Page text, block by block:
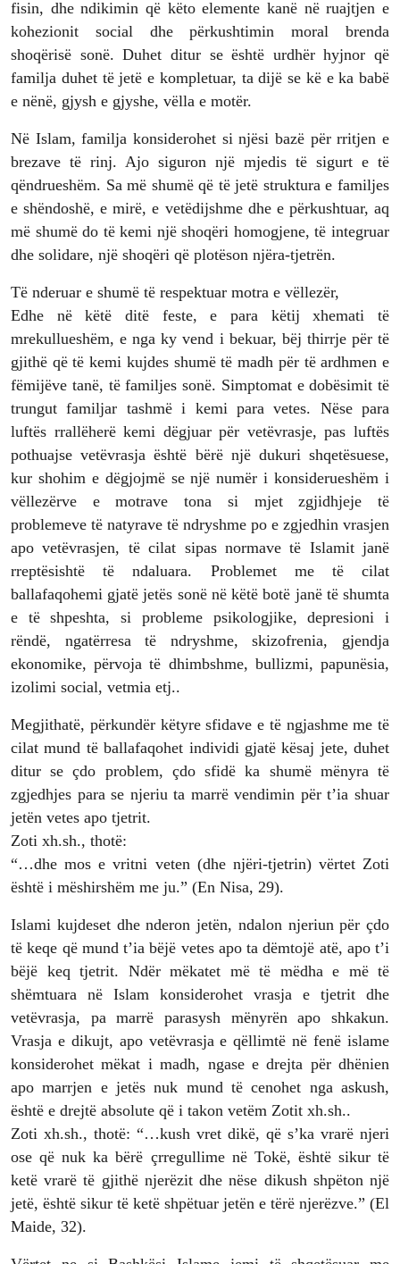
fisin, dhe ndikimin që këto elemente kanë në ruajtjen e
kohezionit social dhe përkushtimin moral brenda
shoqërisë sonë. Duhet ditur se është urdhër hyjnor që
familja duhet të jetë e kompletuar, ta dijë se kë e ka babë
e nënë, gjysh e gjyshe, vëlla e motër.
Në Islam, familja konsiderohet si njësi bazë për rritjen e
brezave të rinj. Ajo siguron një mjedis të sigurt e të
qëndrueshëm. Sa më shumë që të jetë struktura e familjes
e shëndoshë, e mirë, e vetëdijshme dhe e përkushtuar, aq
më shumë do të kemi një shoqëri homogjene, të integruar
dhe solidare, një shoqëri që plotëson njëra-tjetrën.
Të nderuar e shumë të respektuar motra e vëllezër,
Edhe në këtë ditë feste, e para këtij xhemati të
mrekullueshëm, e nga ky vend i bekuar, bëj thirrje për të
gjithë që të kemi kujdes shumë të madh për të ardhmen e
fëmijëve tanë, të familjes sonë. Simptomat e dobësimit të
trungut familjar tashmë i kemi para vetes. Nëse para
luftës rrallëherë kemi dëgjuar për vetëvrasje, pas luftës
pothuajse vetëvrasja është bërë një dukuri shqetësuese,
kur shohim e dëgjojmë se një numër i konsiderueshëm i
vëllezërve e motrave tona si mjet zgjidhjeje të
problemeve të natyrave të ndryshme po e zgjedhin vrasjen
apo vetëvrasjen, të cilat sipas normave të Islamit janë
rreptësishtë të ndaluara. Problemet me të cilat
ballafaqohemi gjatë jetës sonë në këtë botë janë të shumta
e të shpeshta, si probleme psikologjike, depresioni i
rëndë, ngatërresa të ndryshme, skizofrenia, gjendja
ekonomike, përvoja të dhimbshme, bullizmi, papunësia,
izolimi social, vetmia etj..
Megjithatë, përkundër këtyre sfidave e të ngjashme me të
cilat mund të ballafaqohet individi gjatë kësaj jete, duhet
ditur se çdo problem, çdo sfidë ka shumë mënyra të
zgjedhjes para se njeriu ta marrë vendimin për t’ia shuar
jetën vetes apo tjetrit.
Zoti xh.sh., thotë:
“…dhe mos e vritni veten (dhe njëri-tjetrin) vërtet Zoti
është i mëshirshëm me ju.” (En Nisa, 29).
Islami kujdeset dhe nderon jetën, ndalon njeriun për çdo
të keqe që mund t’ia bëjë vetes apo ta dëmtojë atë, apo t’i
bëjë keq tjetrit. Ndër mëkatet më të mëdha e më të
shëmtuara në Islam konsiderohet vrasja e tjetrit dhe
vetëvrasja, pa marrë parasysh mënyrën apo shkakun.
Vrasja e dikujt, apo vetëvrasja e qëllimtë në fenë islame
konsiderohet mëkat i madh, ngase e drejta për dhënien
apo marrjen e jetës nuk mund të cenohet nga askush,
është e drejtë absolute që i takon vetëm Zotit xh.sh..
Zoti xh.sh., thotë: “…kush vret dikë, që s’ka vrarë njeri
ose që nuk ka bërë çrregullime në Tokë, është sikur të
ketë vrarë të gjithë njerëzit dhe nëse dikush shpëton një
jetë, është sikur të ketë shpëtuar jetën e tërë njerëzve.” (El
Maide, 32).